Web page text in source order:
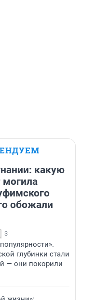
какую
могила
обожали
3
глубинки стали
— они покорили